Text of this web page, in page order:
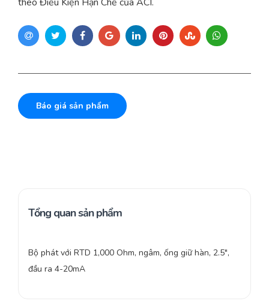
Báo giá sản phẩm
Tổng quan sản phẩm
Bộ phát với RTD 1,000 Ohm, ngâm, ống giữ hàn, 2.5″,
đầu ra 4-20mA